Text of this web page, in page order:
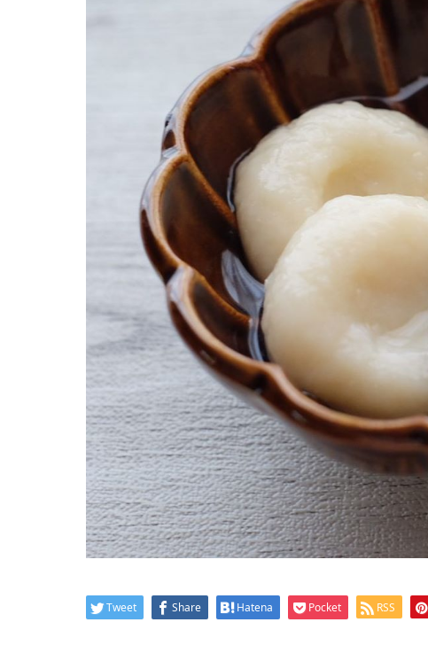
Tweet Share Hatena Pocket RSS